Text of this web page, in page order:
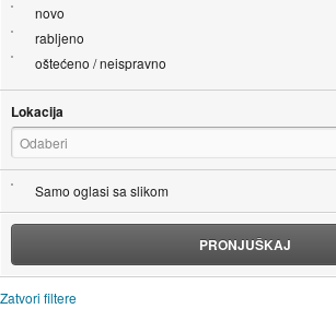
novo
rabljeno
oštećeno / neispravno
Lokacija
Odaberi
Samo oglasi sa slikom
PRONJUŠKAJ
Zatvori filtere